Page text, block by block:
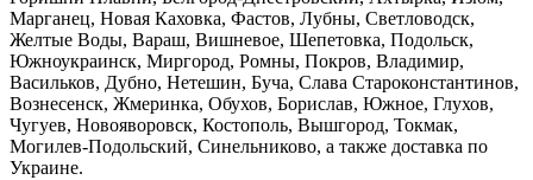
Марганец, Новая Каховка, Фастов, Лубны, Светловодск,
Желтые Воды, Вараш, Вишневое, Шепетовка, Подольск,
Южноукраинск, Миргород, Ромны, Покров, Владимир,
Васильков, Дубно, Нетешин, Буча, Слава Староконстантинов,
Вознесенск, Жмеринка, Обухов, Борислав, Южное, Глухов,
Чугуев, Новояворовск, Костополь, Вышгород, Токмак,
Могилев-Подольский, Синельниково, а также доставка по
Украине.